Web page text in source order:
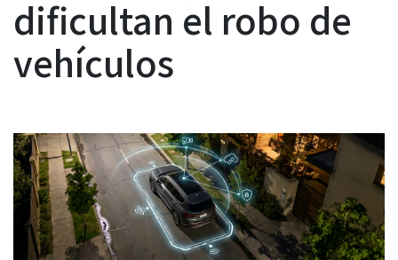
dificultan el robo de
vehículos